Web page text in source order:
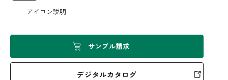
アイコン説明
サンプル請求
デジタルカタログ